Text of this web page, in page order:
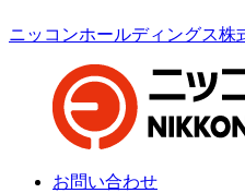
ニッコンホールディングス株
お問い合わせ